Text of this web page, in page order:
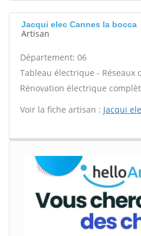
Jacqui elec Cannes la bocca
Artisan
Département: 06
Tableau électrique - Réseaux
Rénovation électrique
Voir la fiche artisan : Jacqui